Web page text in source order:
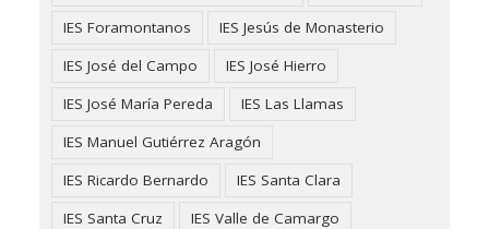
IES Foramontanos
IES Jesús de Monasterio
IES José del Campo
IES José Hierro
IES José María Pereda
IES Las Llamas
IES Manuel Gutiérrez Aragón
IES Ricardo Bernardo
IES Santa Clara
IES Santa Cruz
IES Valle de Camargo